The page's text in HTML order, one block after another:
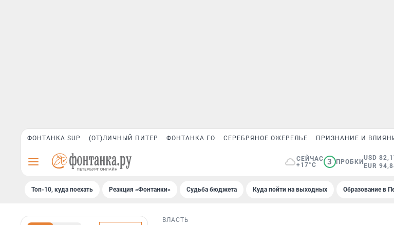
ФОНТАНКА SUP (ОТ)ЛИЧНЫЙ ПИТЕР ФОНТАНКА ГО СЕРЕБРЯНОЕ ОЖЕРЕЛЬЕ ПРИЗНАНИЕ И
СЕЙЧАС
+17°C
3 ПРОБКИ
USD
EUR
Топ-10, куда поехать Реакция «Фонтанки» Судьба бюджета Куда пойти на выходных Образование в
ВЛАСТЬ